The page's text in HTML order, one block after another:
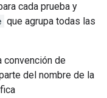
cada prueba y
que agrupa todas las
convención de
del nombre de la